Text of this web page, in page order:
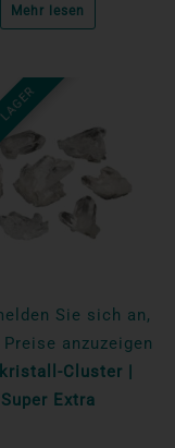
Mehr lesen
Sie sich an,
anzuzeigen
Cluster |
Super Extra